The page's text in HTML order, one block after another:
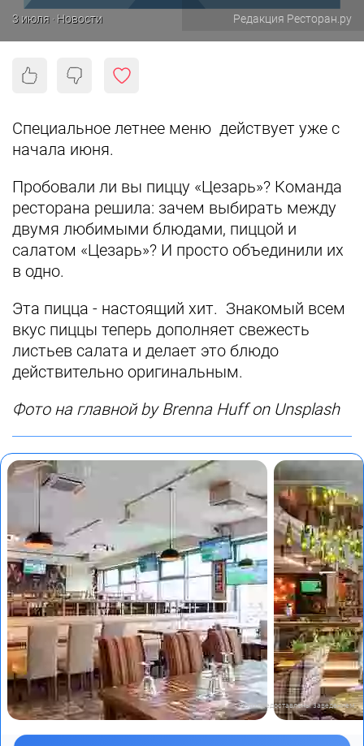
3 июля · Новости Редакция Ресторан.ру
Специальное летнее меню действует уже с
начала июня.
Пробовали ли вы пиццу «Цезарь»? Команда
ресторана решила: зачем выбирать между
двумя любимыми блюдами, пиццой и
салатом «Цезарь»? И просто объединили их
в одно.
Эта пицца - настоящий хит. Знакомый всем
вкус пиццы теперь дополняет свежесть
листьев салата и делает это блюдо
действительно оригинальным.
Фото на главнойby Brenna Huff on Unsplash
Фото предоставлены заведением